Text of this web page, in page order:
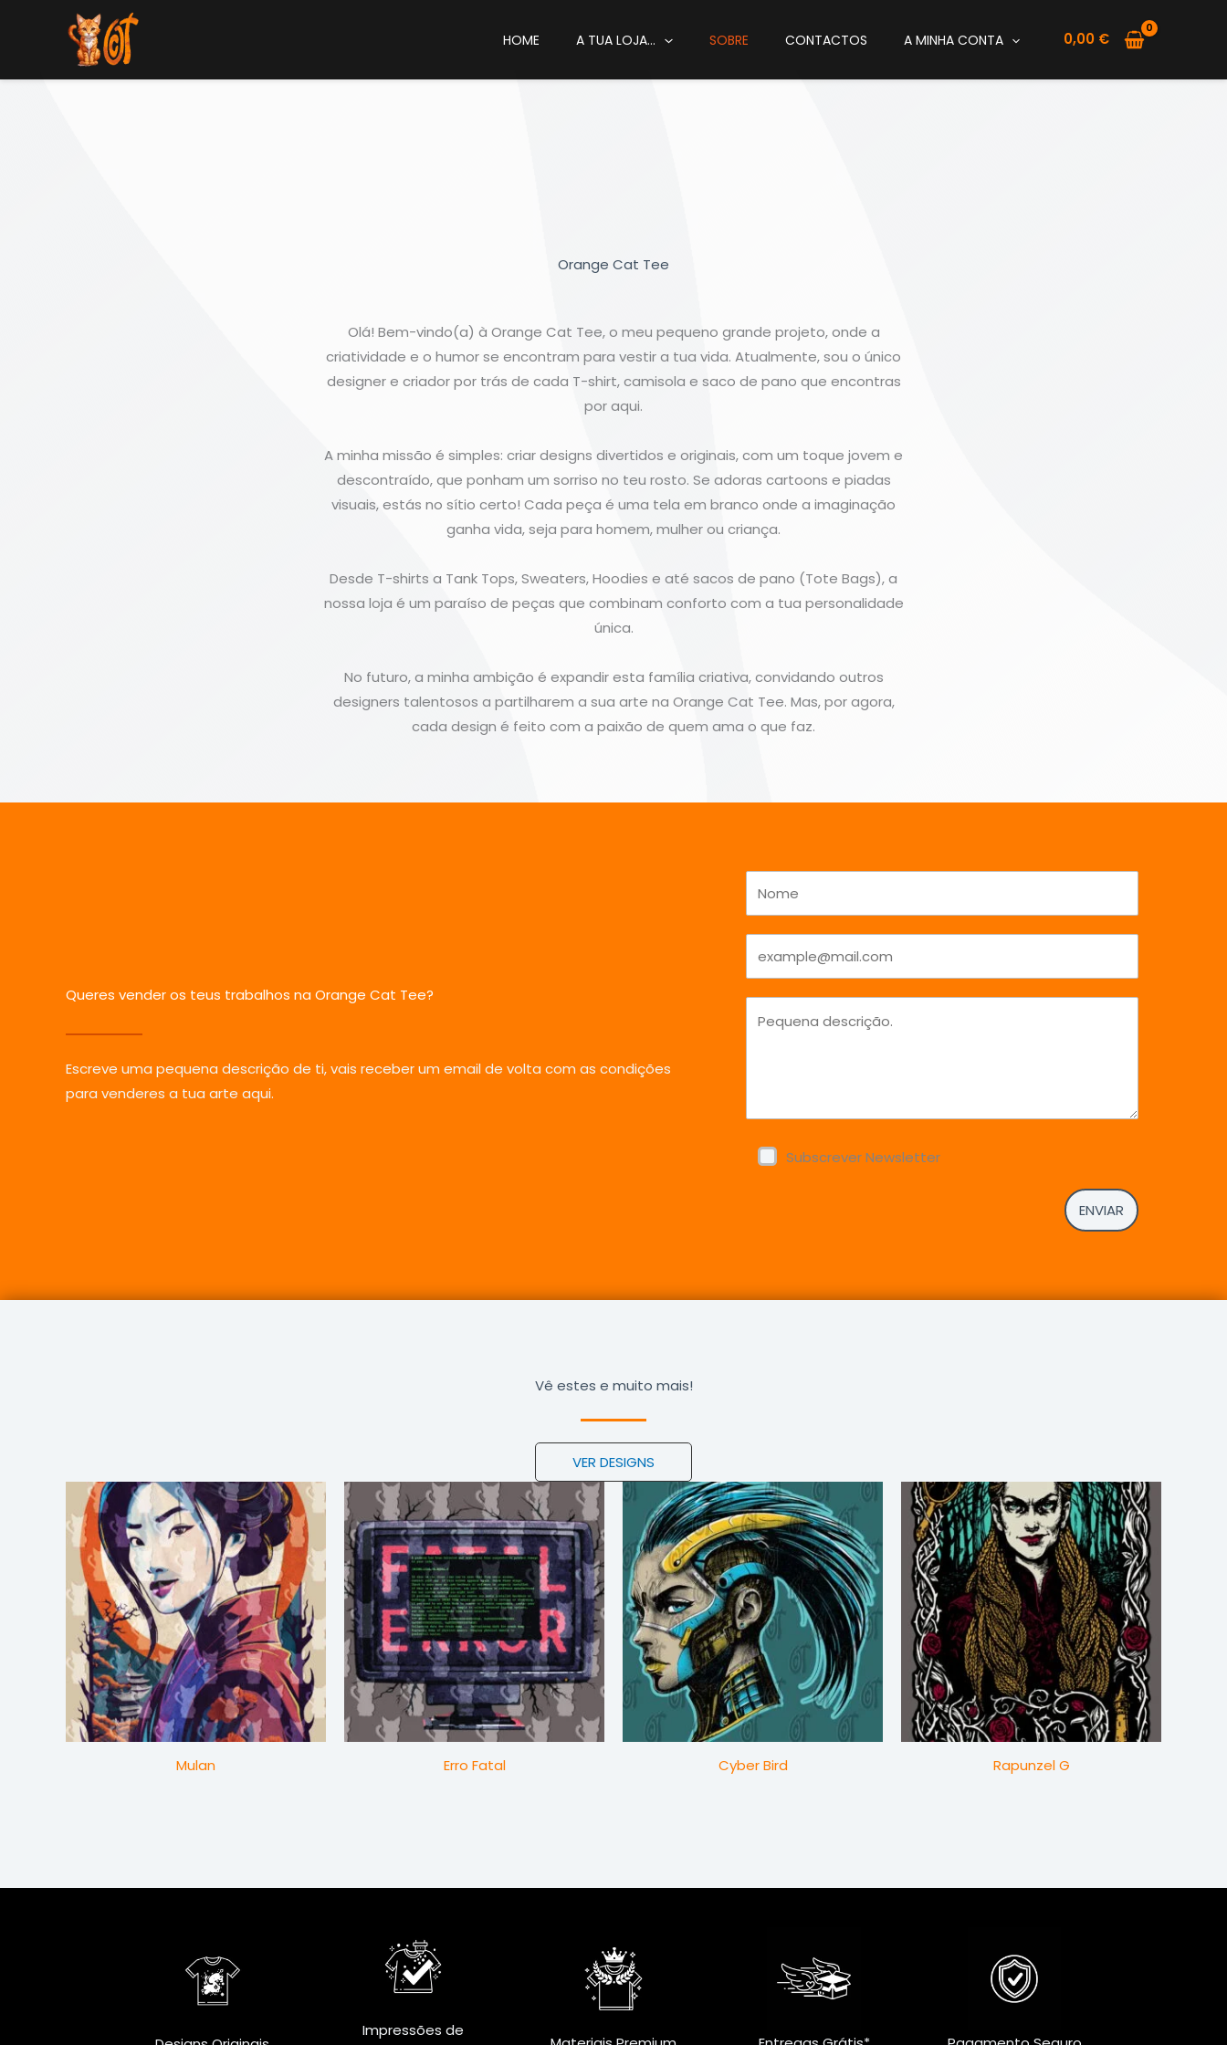
HOME A TUA LOJA… SOBRE CONTACTOS A MINHA CONTA 0,00 €
Orange Cat Tee
Olá! Bem-vindo(a) à Orange Cat Tee, o meu pequeno grande projeto, onde a
criatividade e o humor se encontram para vestir a tua vida. Atualmente, sou o único
designer e criador por trás de cada T-shirt, camisola e saco de pano que encontras
por aqui.
A minha missão é simples: criar designs divertidos e originais, com um toque jovem e
descontraído, que ponham um sorriso no teu rosto. Se adoras cartoons e piadas
visuais, estás no sítio certo! Cada peça é uma tela em branco onde a imaginação
ganha vida, seja para homem, mulher ou criança.
Desde T-shirts a Tank Tops, Sweaters, Hoodies e até sacos de pano (Tote Bags), a
nossa loja é um paraíso de peças que combinam conforto com a tua personalidade
única.
No futuro, a minha ambição é expandir esta família criativa, convidando outros
designers talentosos a partilharem a sua arte na Orange Cat Tee. Mas, por agora,
cada design é feito com a paixão de quem ama o que faz.
Queres vender os teus trabalhos na Orange Cat Tee?
Escreve uma pequena descrição de ti, vais receber um email de volta com as condições
para venderes a tua arte aqui.
Subscrever Newsletter
ENVIAR
Vê estes e muito mais!
VER DESIGNS
Mulan Erro Fatal Cyber Bird Rapunzel G
Impressões de